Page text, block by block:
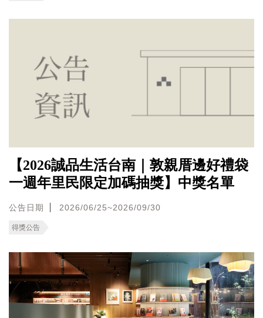
【2026誠品生活台南｜敦親厝邊好禮袋
一週年里民限定加碼抽獎】中獎名單
公告日期 2026/06/25~2026/09/30
得獎公告